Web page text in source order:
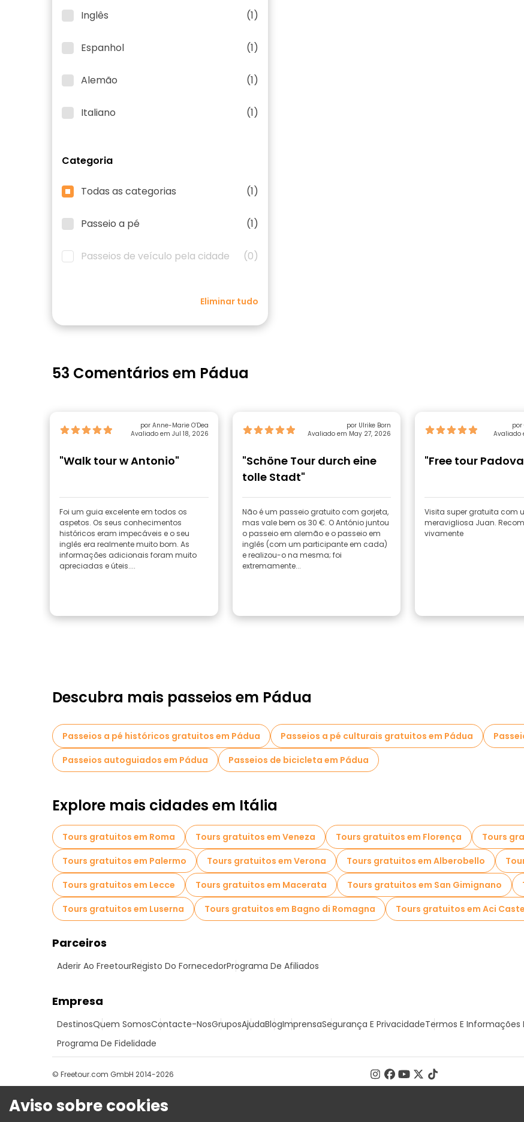
Inglês (1)
Espanhol (1)
Alemão (1)
Italiano (1)
Categoria
Todas as categorias (1)
Passeio a pé (1)
Passeios de veículo pela cidade (0)
Eliminar tudo
53 Comentários em Pádua
por Anne-Marie O’Dea
Avaliado em Jul 18, 2026
"Walk tour w Antonio"
Foi um guia excelente em todos os
aspetos. Os seus conhecimentos
históricos eram impecáveis e o seu
inglês era realmente muito bom. As
informações adicionais foram muito
apreciadas e úteis....
por Ulrike Born
Avaliado em May 27, 2026
"Schöne Tour durch eine
tolle Stadt"
Não é um passeio gratuito com gorjeta,
mas vale bem os 30 €. O António juntou
o passeio em alemão e o passeio em
inglês (com um participante em cada)
e realizou-o na mesma; foi
extremamente...
Avaliado
"Free tour
Visita super gratuita com
meravigliosa Juan.
vivamente
Descubra mais passeios em Pádua
Passeios a pé históricos gratuitos em Pádua Passeios a pé culturais gratuitos em Pádua
Passeios autoguiados em Pádua
Passeios de bicicleta em Pádua
Explore mais cidades em Itália
Tours gratuitos em Roma Tours gratuitos em Veneza Tours gratuitos em Florença Tours
Tours gratuitos em Palermo
Tours gratuitos em Verona Tours gratuitos em Alberobello
Tours gratuitos em Lecce
Tours gratuitos em Macerata Tours gratuitos em San Gimignano
Tours gratuitos em Luserna
Tours gratuitos em Bagno di Romagna Tours gratuitos em Aci
Parceiros
Aderir Ao FreetourRegisto Do FornecedorPrograma De Afiliados
Empresa
DestinosQuem SomosContacte-NosGruposAjudaBlogImprensaSegurança E PrivacidadeTermos E Informações
Programa De Fidelidade
© Freetour.com GmbH 2014-2026
Aviso sobre cookies